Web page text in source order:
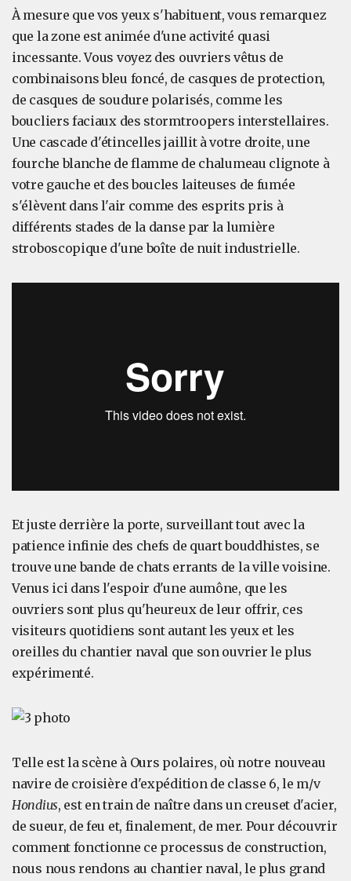
À mesure que vos yeux s'habituent, vous remarquez
que la zone est animée d'une activité quasi
incessante. Vous voyez des ouvriers vêtus de
combinaisons bleu foncé, de casques de protection,
de casques de soudure polarisés, comme les
boucliers faciaux des stormtroopers interstellaires.
Une cascade d'étincelles jaillit à votre droite, une
fourche blanche de flamme de chalumeau clignote à
votre gauche et des boucles laiteuses de fumée
s'élèvent dans l'air comme des esprits pris à
différents stades de la danse par la lumière
stroboscopique d'une boîte de nuit industrielle.
Et juste derrière la porte, surveillant tout avec la
patience infinie des chefs de quart bouddhistes, se
trouve une bande de chats errants de la ville voisine.
Venus ici dans l'espoir d'une aumône, que les
ouvriers sont plus qu'heureux de leur offrir, ces
visiteurs quotidiens sont autant les yeux et les
oreilles du chantier naval que son ouvrier le plus
expérimenté.
Telle est la scène à Ours polaires, où notre nouveau
navire de croisière d'expédition de classe 6, le m/v
Hondius, est en train de naître dans un creuset d'acier,
de sueur, de feu et, finalement, de mer. Pour découvrir
comment fonctionne ce processus de construction,
nous nous rendons au chantier naval, le plus grand